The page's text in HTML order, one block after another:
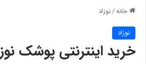
خانه/نوزاد
نوزاد
خرید اینترنتی پوشک